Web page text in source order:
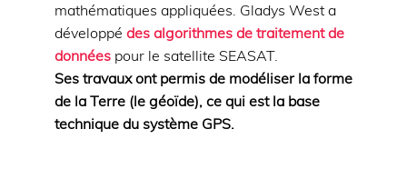
mathématiques appliquées. Gladys West a
développé des algorithmes de traitement de
donnéespour le satellite SEASAT.
Ses travaux ont permis de modéliser la forme
de la Terre (le géoïde), ce qui est la base
technique du système GPS.